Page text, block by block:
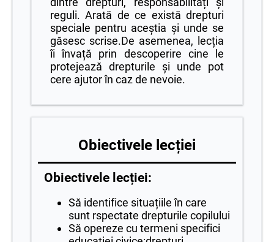
reguli. Arată de ce există drepturi
speciale pentru aceștia și unde se
găsesc scrise.De asemenea, lecția
îi învață prin descoperire cine le
protejează drepturile și unde pot
cere ajutor în caz de nevoie.
Obiectivele lecției
Obiectivele lecției:
Să identifice situațiile în care
sunt rspectate drepturile copilului
Să opereze cu termeni specifici